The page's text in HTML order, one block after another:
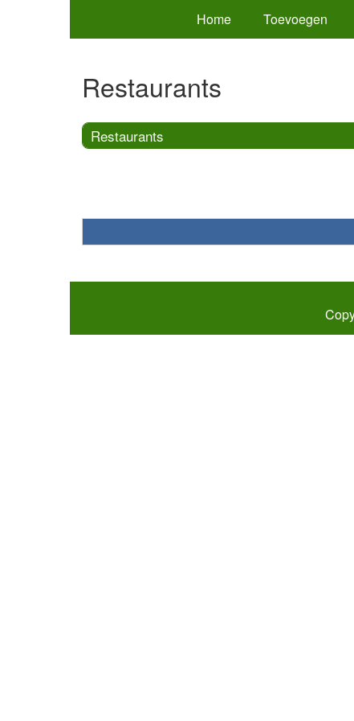
Home Toevoegen
Restaurants
Restaurants